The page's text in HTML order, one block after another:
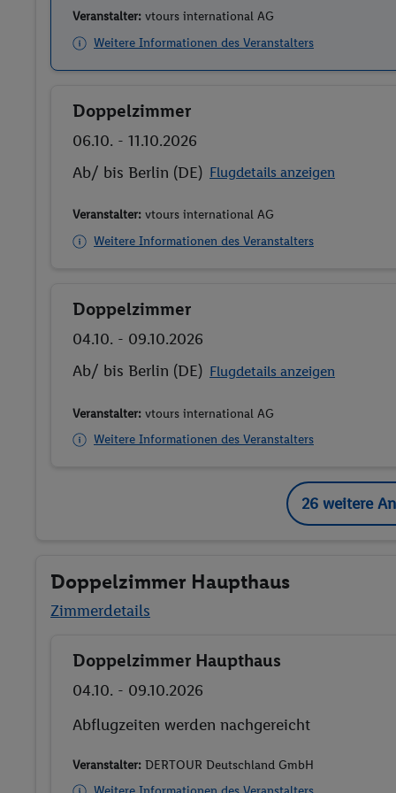
Veranstalter: vtours international AG
Weitere Informationen des Veranstalters
Buchen
Doppelzimmer
06.10. - 11.10.2026
Ab/ bis Berlin (DE) Flugdetails anzeigen
Veranstalter: vtours international AG
Weitere Informationen des Veranstalters
Buchen
Doppelzimmer
04.10. - 09.10.2026
Ab/ bis Berlin (DE) Flugdetails anzeigen
Veranstalter: vtours international AG
Weitere Informationen des Veranstalters
26 weitere
Doppelzimmer Haupthaus
Zimmerdetails
Buchen
Doppelzimmer Haupthaus
04.10. - 09.10.2026
Abflugzeiten werden nachgereicht
Veranstalter: DERTOUR Deutschland GmbH